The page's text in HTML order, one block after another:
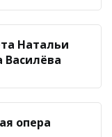
Натальи
Василёва
опера